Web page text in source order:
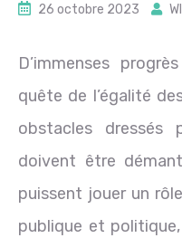
26 octobre 2023
D’immenses
quête de l’égalité
obstacles dressés
doivent être
puissent jouer un
publique et